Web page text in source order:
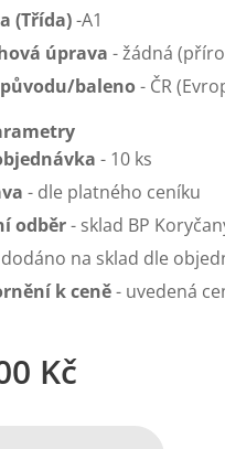
(Třída)-A1
úprava - žádná
baleno- ČR
- 10 ks
- dle platného ceníku
odběr- sklad BP
na sklad dle
k ceně- uvedená
Kč